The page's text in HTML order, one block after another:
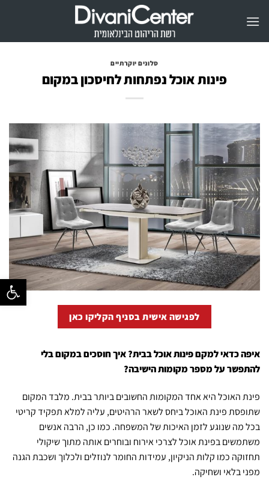
פתח
סלונים יוקרתיים
פינות אוכל נפתחות לחיסכון במקום
לפגישה אישית בסניף הקליקו כאן
איפה כדאי למקם פינות אוכל בבית? איך חוסכים במקום בלי
להתפשר על מספר מקומות הישיבה?
פינת האוכל היא אחד המקומות החשובים ביותר בבית. מלבד המקום
שתופסת פינת האוכל ביחס לשאר הרהיטים, עליה למלא תפקיד קריטי
בכל מה שנוגע לזמן האיכות של המשפחה. כמו כן, הרבה אנשים
משתמשים בפינת אוכל לצרכי אירוח ובוחרים אותה מתוך שיקולי
תחזוקה כמו קלות הניקיון, עמידות החומר לנוזלים ולכלוך ושכבת הגנה
מפני בלאי ושחיקה.